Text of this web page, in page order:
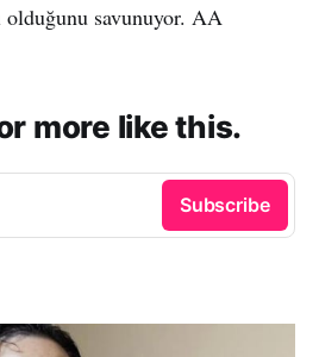
olduğunu savunuyor. AA
more like this.
Subscribe